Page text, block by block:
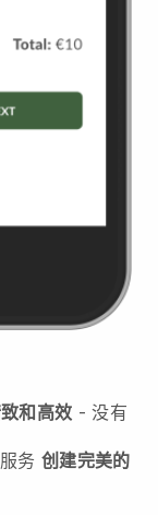
和高效 - 没有
务 创建完美的